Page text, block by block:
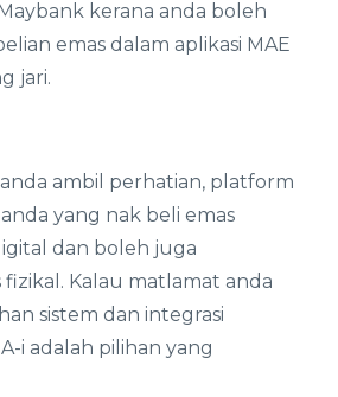
kerana anda boleh
emas dalam aplikasi MAE
jari.
ambil perhatian, platform
yang nak beli emas
dan boleh juga
Kalau matlamat anda
sistem dan integrasi
i adalah pilihan yang